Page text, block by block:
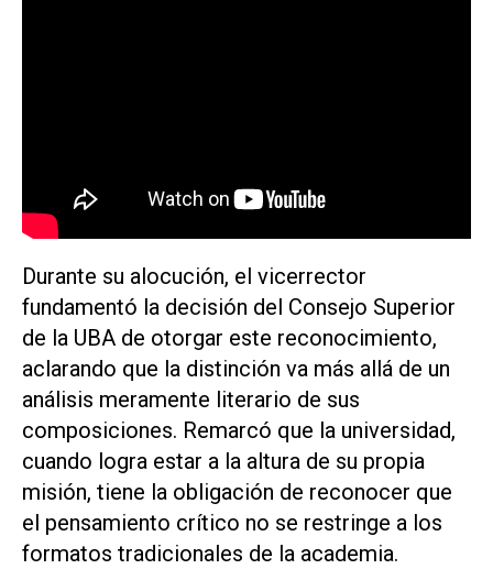
Durante su alocución, el vicerrector
fundamentó la decisión del Consejo Superior
de la UBA de otorgar este reconocimiento,
aclarando que la distinción va más allá de un
análisis meramente literario de sus
composiciones. Remarcó que la universidad,
cuando logra estar a la altura de su propia
misión, tiene la obligación de reconocer que
el pensamiento crítico no se restringe a los
formatos tradicionales de la academia.